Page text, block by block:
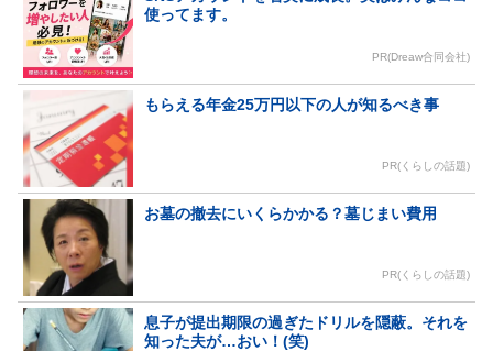
使ってます。
PR(Dreaw合同会社)
もらえる年金25万円以下の人が知るべき事
PR(くらしの話題)
お墓の撤去にいくらかかる？墓じまい費用
PR(くらしの話題)
息子が提出期限の過ぎたドリルを隠蔽。それを
知った夫が…おい！(笑)